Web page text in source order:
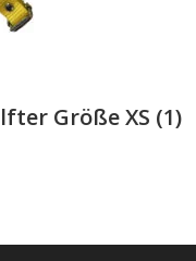
Größe XS (1)